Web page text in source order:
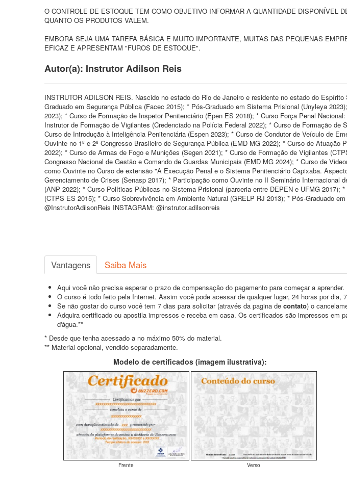
O CONTROLE DE ESTOQUE TEM COMO OBJETIVO INFORMAR A QUANTIDADE DISPONÍVEL
QUANTO OS PRODUTOS VALEM.
EMBORA SEJA UMA TAREFA BÁSICA E MUITO IMPORTANTE, MUITAS DAS PEQUENAS
EFICAZ E APRESENTAM "FUROS DE ESTOQUE".
Autor(a): Instrutor Adilson Reis
INSTRUTOR ADILSON REIS. Nascido no estado do Rio de Janeiro e residente no estado do
Graduado em Segurança Pública (Facec 2015); * Pós-Graduado em Sistema Prisional (Unyleya
2023); * Curso de Formação de Inspetor Penitenciário (Epen ES 2018); * Curso Força Penal
Instrutor de Formação de Vigilantes (Credenciado na Polícia Federal 2022); * Curso de Formação de
Curso de Introdução à Inteligência Penitenciária (Espen 2023); * Curso de Condutor de Veículo de
Ouvinte no 1º e 2º Congresso Brasileiro de Segurança Pública (EMD MG 2022); * Curso de Atuação
2022); * Curso de Armas de Fogo e Munições (Segen 2021); * Curso de Formação de Vigilantes
Congresso Nacional de Gestão e Comando de Guardas Municipais (EMD MG 2024); * Curso de
como Ouvinte no Curso de extensão "A Execução Penal e o Sistema Penitenciário Capixaba.
Gerenciamento de Crises (Senasp 2017); * Participação como Ouvinte no II Seminário Internacional
(ANP 2022); * Curso Políticas Públicas no Sistema Prisional (parceria entre DEPEN e UFMG 2017);
(CTPS ES 2015); * Curso Sobrevivência em Ambiente Natural (GRELP RJ 2013); * Pós-Graduado
@InstrutorAdilsonReis INSTAGRAM: @instrutor.adilsonreis
Vantagens Saiba Mais
Aqui você não precisa esperar o prazo de compensação do pagamento para começar a
O curso é todo feito pela Internet. Assim você pode acessar de qualquer lugar, 24 horas por dia,
Se não gostar do curso você tem 7 dias para solicitar (através da pagina de contato) o
Adquira certificado ou apostila impressos e receba em casa. Os certificados são impressos em
d'água.**
* Desde que tenha acessado a no máximo 50% do material.
** Material opcional, vendido separadamente.
Modelo de certificados (imagem ilustrativa):
Frente Verso